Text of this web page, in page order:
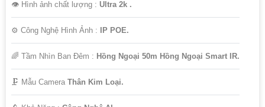
👁 Hình ảnh chất lượng : Ultra 2k .
⚙ Công Nghệ Hình Ảnh : IP POE.
🌈 Tầm Nhìn Ban Đêm : Hồng Ngoại 50m Hồng Ngoại Smart IR.
🗜️ Mẫu Camera Thân Kim Loại.